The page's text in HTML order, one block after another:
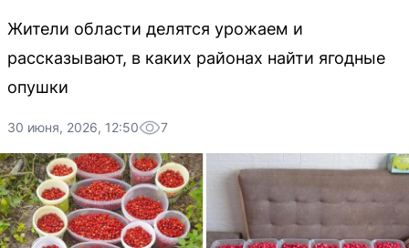
Жители области делятся урожаем и
рассказывают, в каких районах найти ягодные
опушки
30 июня, 2026, 12:50 7